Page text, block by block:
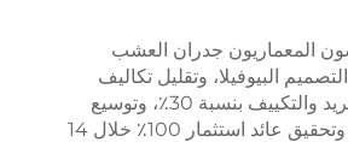
المعماريون جدران العشب
البيوفيلا، وتقليل تكاليف
أنظمة التدفئة والتبريد والتكييف بنسبة 30٪، وتوسيع
المساحة المُدركة، وتحقيق عائد استثمار 100٪ خلال 14